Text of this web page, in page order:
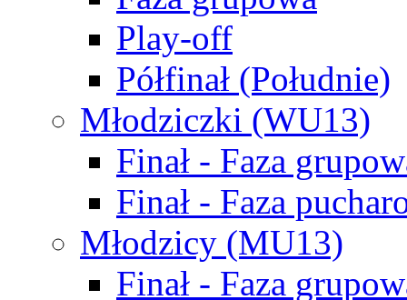
Play-off
Półfinał (Południe)
Młodziczki (WU13)
Finał - Faza
Finał - Faza
Młodzicy (MU13)
Finał - Faza